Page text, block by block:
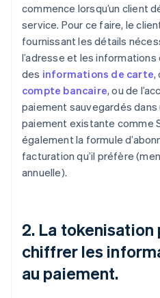
commence lorsqu’un client
service. Pour ce faire, le
fournissant les détails
l’adresse et les informations
des informations de carte,
compte bancaire, ou de
paiement sauvegardés
paiement existante comme
également la formule
facturation qu’il préfère
annuelle).
2. La
chiffrer les
au paiement.